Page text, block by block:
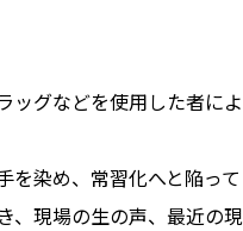
ッグなどを使用した者によ
を染め、常習化へと陥って
、現場の生の声、最近の現